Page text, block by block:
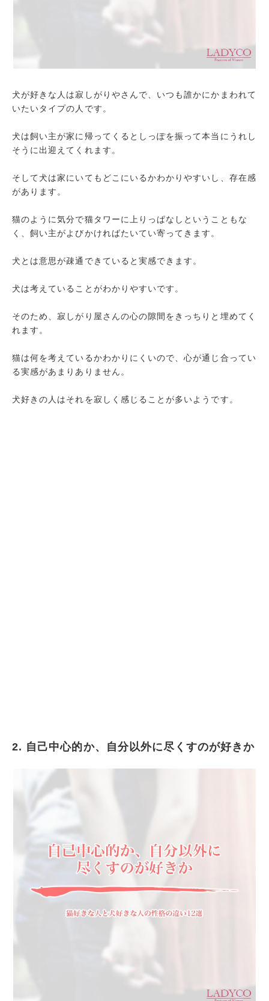
情熱的、クール、それぞれの恋愛傾向
犬が好きな人は寂しがりやさんで、いつも誰かにかまわれて
いたいタイプの人です。
犬は飼い主が家に帰ってくるとしっぽを振って本当にうれし
そうに出迎えてくれます。
そして犬は家にいてもどこにいるかわかりやすいし、存在感
があります。
猫のように気分で猫タワーに上りっぱなしということもな
く、飼い主がよびかければたいてい寄ってきます。
犬とは意思が疎通できていると実感できます。
犬は考えていることがわかりやすいです。
そのため、寂しがり屋さんの心の隙間をきっちりと埋めてく
れます。
猫は何を考えているかわかりにくいので、心が通じ合ってい
る実感があまりありません。
犬好きの人はそれを寂しく感じることが多いようです。
2. 自己中心的か、自分以外に尽くすのが好きか